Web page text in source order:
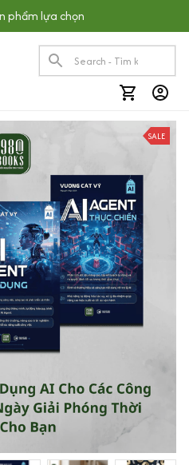
phẩm lựa chọn
SALE